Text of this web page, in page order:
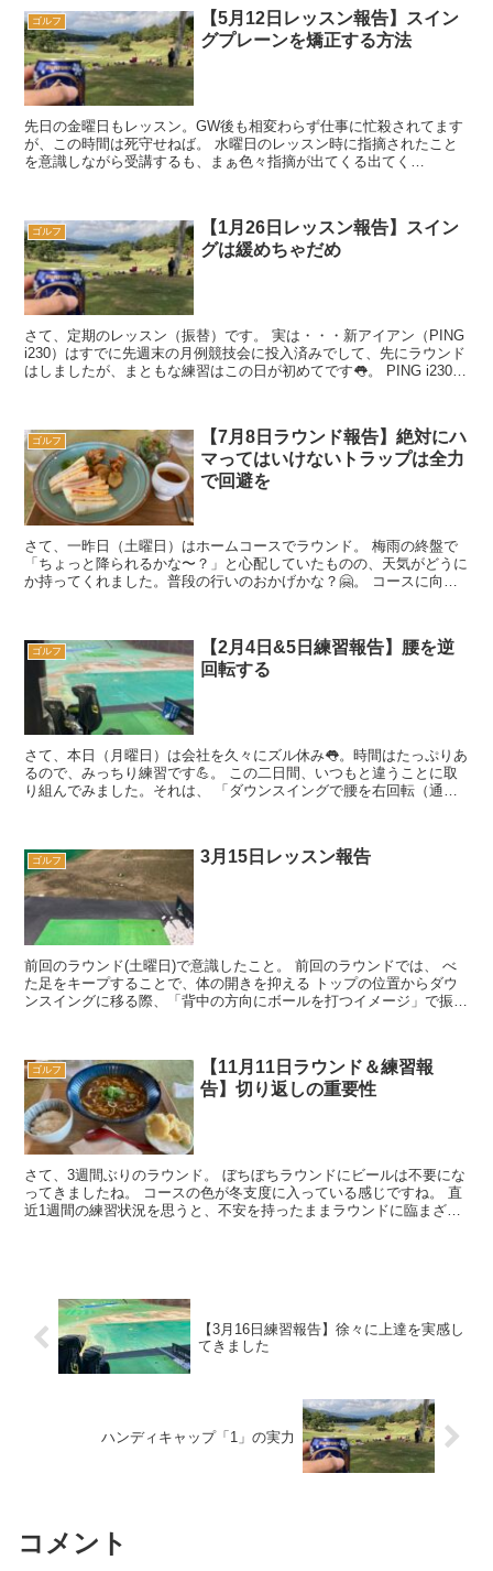
ゴルフ
【5月12日レッスン報告】スイン
グプレーンを矯正する方法
先日の金曜日もレッスン。GW後も相変わらず仕事に忙殺されてます
が、この時間は死守せねば。 水曜日のレッスン時に指摘されたこと
を意識しながら受講するも、まぁ色々指摘が出てくる出てく
ゴルフ
【1月26日レッスン報告】スイン
グは緩めちゃだめ
さて、定期のレッスン（振替）です。 実は・・・新アイアン（PING
i230）はすでに先週末の月例競技会に投入済みでして、先にラウンド
はしましたが、まともな練習はこの日が初めてです👅。 PING i230
ゴルフ
【7月8日ラウンド報告】絶対にハ
マってはいけないトラップは全力
で回避を
さて、一昨日（土曜日）はホームコースでラウンド。 梅雨の終盤で
「ちょっと降られるかな〜？」と心配していたものの、天気がどうに
か持ってくれました。普段の行いのおかげかな？🤗。 コースに向か
ゴルフ
【2月4日&5日練習報告】腰を逆
回転する
さて、本日（月曜日）は会社を久々にズル休み👅。時間はたっぷりあ
るので、みっちり練習です💪。 この二日間、いつもと違うことに取
り組んでみました。それは、 「ダウンスイングで腰を右回転（通常
ゴルフ 3月15日レッスン報告
前回のラウンド(土曜日)で意識したこと。 前回のラウンドでは、 べ
た足をキープすることで、体の開きを抑える トップの位置からダウ
ンスイングに移る際、「背中の方向にボールを打つイメージ」で振る
ゴルフ
【11月11日ラウンド＆練習報
告】切り返しの重要性
さて、3週間ぶりのラウンド。 ぼちぼちラウンドにビールは不要にな
ってきましたね。 コースの色が冬支度に入っている感じですね。 直
近1週間の練習状況を思うと、不安を持ったままラウンドに臨まざる
【3月16日練習報告】徐々に上達を実感し
てきました
ハンディキャップ「1」の実力
コメント